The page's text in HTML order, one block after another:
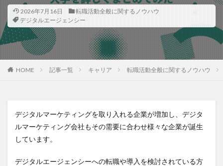
2026年7月16日
転職活動全般に関するノウハウ
デジタルエージェンシー
HOME 記事一覧 キャリア 転職活動全般に関するノウハウ
デジタルマーケティングを取り入れる企業が増加し、デジタ
ルマーケティング会社もその需要に合わせ様々な企業が誕生
しています。
デジタルエージェンシーへの転職や導入を検討されている方